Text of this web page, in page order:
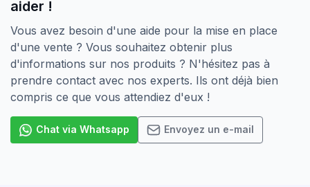
Pour l’utilisation dans la pierre et le béton, les chevilles
La taille souhaitée ne figure pas dans la liste ?
Demandez toujours à notre personnel de vente
quelles sont les possibilités.
aider !
Vous avez besoin d'une aide pour la mise en place
d'une vente ? Vous souhaitez obtenir plus
d'informations sur nos produits ? N'hésitez pas à
prendre contact avec nos experts. Ils ont déjà bien
compris ce que vous attendiez d'eux !
Chat via Whatsapp Envoyez un e-mail